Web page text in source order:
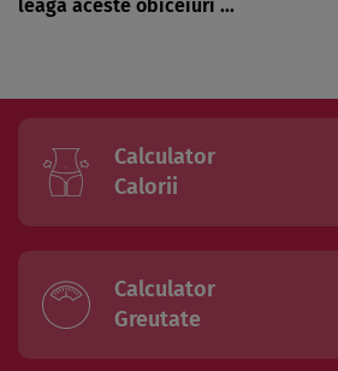
leagă aceste obiceiuri ...
Calculator
Calorii
Calculator
Greutate